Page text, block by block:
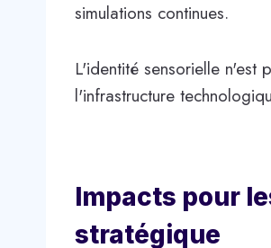
simulations continues.
L'identité sensorielle n'est
l'infrastructure
Impacts pour
stratégique